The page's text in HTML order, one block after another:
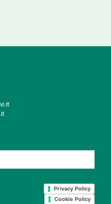
Privacy Policy
Cookie Policy